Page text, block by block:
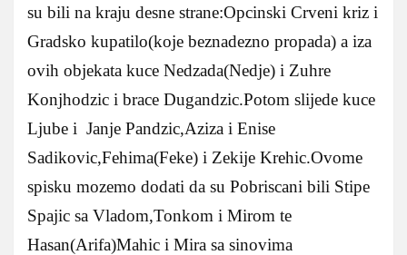
su bili na kraju desne strane:Opcinski Crveni kriz i
Gradsko kupatilo(koje beznadezno propada) a iza
ovih objekata kuce Nedzada(Nedje) i Zuhre
Konjhodzic i brace Dugandzic.Potom slijede kuce
Ljube i Janje Pandzic,Aziza i Enise
Sadikovic,Fehima(Feke) i Zekije Krehic.Ovome
spisku mozemo dodati da su Pobriscani bili Stipe
Spajic sa Vladom,Tonkom i Mirom te
Hasan(Arifa)Mahic i Mira sa sinovima